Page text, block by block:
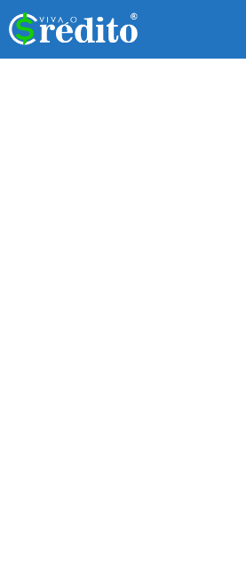
para
o